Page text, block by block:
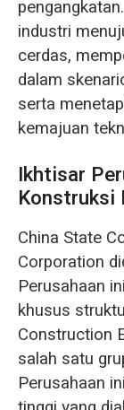
industri
cerdas,
dalam
serta
kemajuan
Ikhtisar
Konstruksi
China State
Corporation
Perusahaan
khusus
Construction
salah satu
Perusahaan